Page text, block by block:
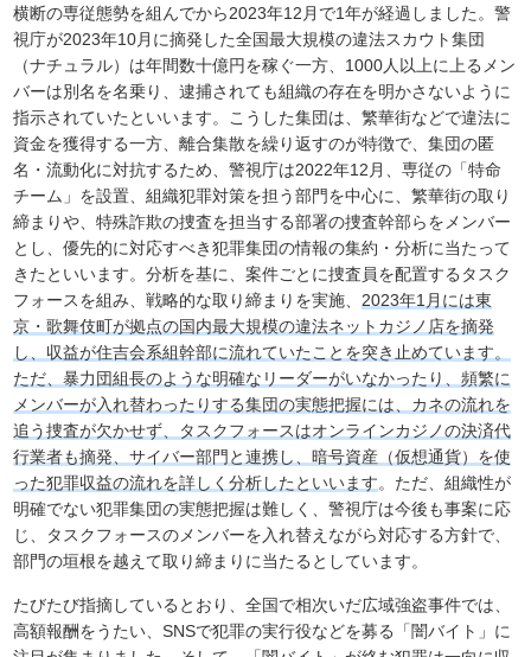
横断の専従態勢を組んでから2023年12月で1年が経過しました。警
視庁が2023年10月に摘発した全国最大規模の違法スカウト集団
（ナチュラル）は年間数十億円を稼ぐ一方、1000人以上に上るメン
バーは別名を名乗り、逮捕されても組織の存在を明かさないように
指示されていたといいます。こうした集団は、繁華街などで違法に
資金を獲得する一方、離合集散を繰り返すのが特徴で、集団の匿
名・流動化に対抗するため、警視庁は2022年12月、専従の「特命
チーム」を設置、組織犯罪対策を担う部門を中心に、繁華街の取り
締まりや、特殊詐欺の捜査を担当する部署の捜査幹部らをメンバー
とし、優先的に対応すべき犯罪集団の情報の集約・分析に当たって
きたといいます。分析を基に、案件ごとに捜査員を配置するタスク
フォースを組み、戦略的な取り締まりを実施、 2023年1月には東
京・歌舞伎町が拠点の国内最大規模の違法ネットカジノ店を摘発
し、収益が住吉会系組幹部に流れていたことを突き止めています。
ただ、暴力団組長のような明確なリーダーがいなかったり、頻繁に
メンバーが入れ替わったりする集団の実態把握には、カネの流れを
追う捜査が欠かせず、タスクフォースはオンラインカジノの決済代
行業者も摘発、サイバー部門と連携し、暗号資産（仮想通貨）を使
った犯罪収益の流れを詳しく分析したといいます。ただ、組織性が
明確でない犯罪集団の実態把握は難しく、警視庁は今後も事案に応
じ、タスクフォースのメンバーを入れ替えながら対応する方針で、
部門の垣根を越えて取り締まりに当たるとしています。
たびたび指摘しているとおり、全国で相次いだ広域強盗事件では、
高額報酬をうたい、SNSで犯罪の実行役などを募る「闇バイト」に